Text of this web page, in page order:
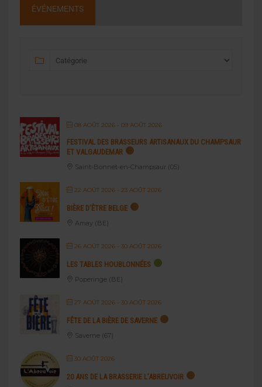
ÉVÉNEMENTS
08 AOÛT 2026- 09 AOÛT 2026
FESTIVAL DES BRASSEURS ARTISANAUX DU CHAMPSAUR
ET VALGAUDEMAR
Saint-Bonnet-en-Champsaur (05)
22 AOÛT 2026- 23 AOÛT 2026
BIÈRE D’ÊTRE BELGE
Amay (BE)
26 AOÛT 2026- 30 AOÛT 2026
LES TABLES HOUBLONNÉES
Poperinge (BE)
27 AOÛT 2026- 30 AOÛT 2026
FÊTE DE LA BIÈRE DE SAVERNE
Saverne (67)
30 AOÛT 2026
20 ANS DE LA BRASSERIE L’ABREUVOIR